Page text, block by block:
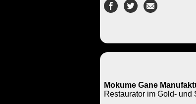
Mokume Gane
Restaurator im Gold-